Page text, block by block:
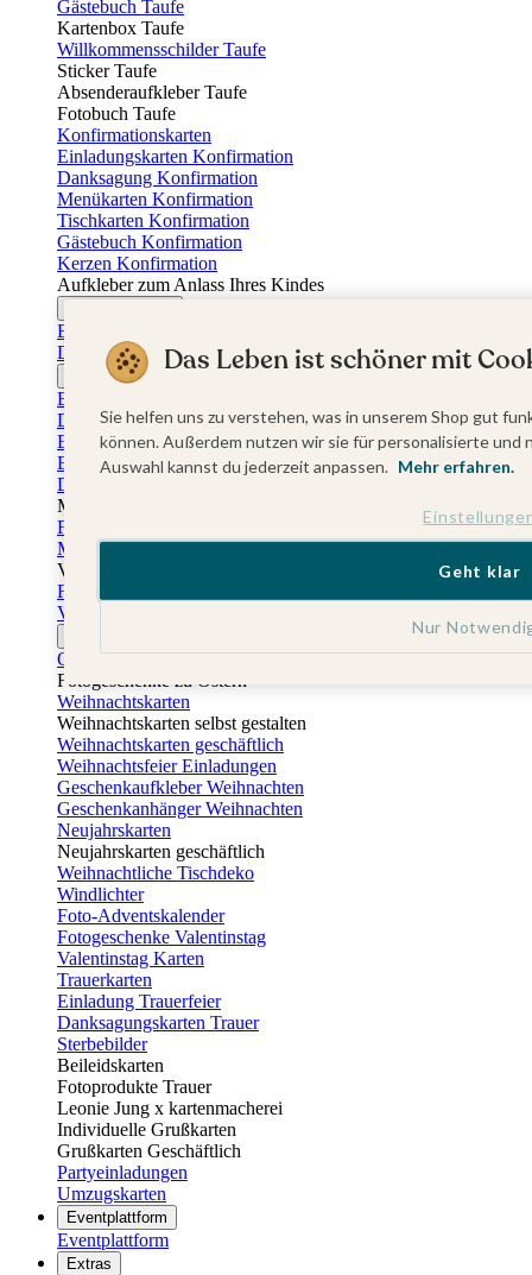
Gästebuch Taufe
Kartenbox Taufe
Willkommensschilder Taufe
Sticker Taufe
Absenderaufkleber Taufe
Fotobuch Taufe
Konfirmationskarten
Einladungskarten Konfirmation
Danksagung Konfirmation
Menükarten Konfirmation
Tischkarten Konfirmation
Gästebuch Konfirmation
Kerzen Konfirmation
Aufkleber zum Anlass Ihres Kindes
Einladungskarten Firmung
Dankeskarten Firmung
Jugendweihekarten
Einladungskarten Jugendweihe
Dankeskarten Jugendweihe
Einschulungskarten
Einladungskarten Einschulung
Danksagung Einschulung
Muttertag
Fotogeschenke Muttertag
Muttertagskarten
Vatertag
Fotogeschenke Vatertag
Vatertagskarten
Osterkarten
Fotogeschenke zu Ostern
Weihnachtskarten
Weihnachtskarten selbst gestalten
Weihnachtskarten geschäftlich
Weihnachtsfeier Einladungen
Geschenkaufkleber Weihnachten
Geschenkanhänger Weihnachten
Neujahrskarten
Neujahrskarten geschäftlich
Weihnachtliche Tischdeko
Windlichter
Foto-Adventskalender
Fotogeschenke Valentinstag
Valentinstag Karten
Trauerkarten
Einladung Trauerfeier
Danksagungskarten Trauer
Sterbebilder
Beileidskarten
Fotoprodukte Trauer
Leonie Jung x kartenmacherei
Individuelle Grußkarten
Grußkarten Geschäftlich
Partyeinladungen
Umzugskarten
Eventplattform
Eventplattform
Extras
Das Leben ist schöner mit
Sie helfen uns zu verstehen, was in unserem Shop gut
können. Außerdem nutzen wir sie für personalisierte
Auswahl kannst du jederzeit anpassen. Mehr erfahren.
Nur
Geht klar